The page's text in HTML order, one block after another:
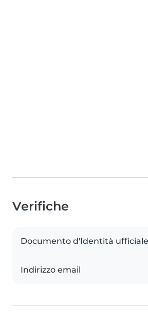
Verifiche
Documento d'Identità ufficiale
Indirizzo email